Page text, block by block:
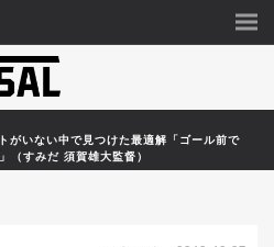
がいない中で見つけた最適解「ゴール前で
（すみだ 須賀雄大監督）